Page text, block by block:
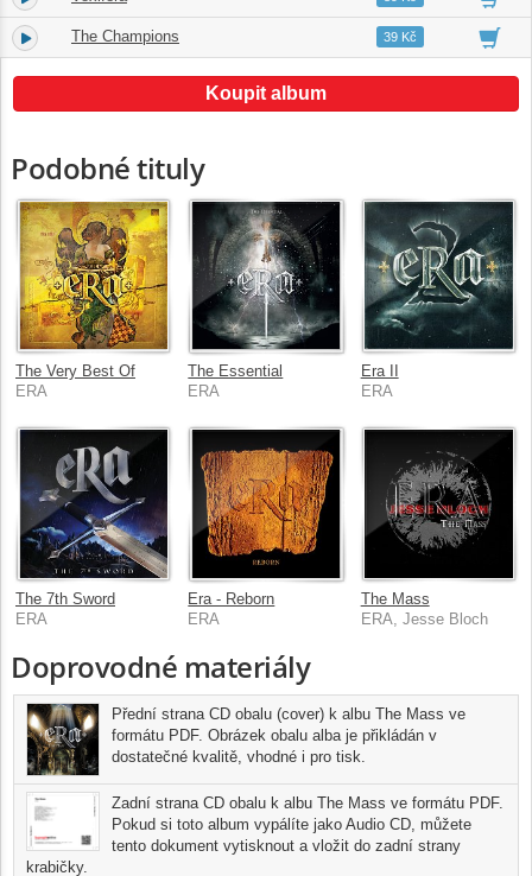
10. The Champions 03:2339 Kč
Koupit album
Podobné tituly
The Very Best Of
ERA
The Essential
ERA
Era II
ERA
The 7th Sword
ERA
Era - Reborn
ERA
The Mass
ERA, Jesse Bloch
Doprovodné materiály
Přední strana CD obalu (cover) k albu The Mass ve
formátu PDF. Obrázek obalu alba je přikládán v
dostatečné kvalitě, vhodné i pro tisk.
Zadní strana CD obalu k albu The Mass ve formátu PDF.
Pokud si toto album vypálíte jako Audio CD, můžete
tento dokument vytisknout a vložit do zadní strany
krabičky.